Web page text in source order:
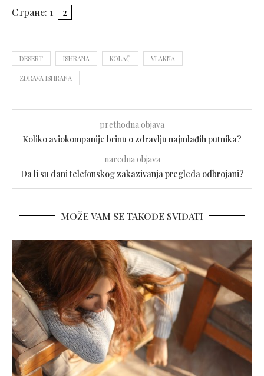
Стране: 1 2
DESERT ISHRANA KOLAČ VLAKNA
ZDRAVA ISHRANA
prethodna objava
Koliko aviokompanije brinu o zdravlju najmlađih putnika?
naredna objava
Da li su dani telefonskog zakazivanja pregleda odbrojani?
MOŽE VAM SE TAKOĐE SVIĐATI